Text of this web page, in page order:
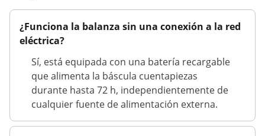
¿Funciona la balanza sin una conexión a la red
eléctrica?
Sí, está equipada con una batería recargable
que alimenta la báscula cuentapiezas
durante hasta 72 h, independientemente de
cualquier fuente de alimentación externa.